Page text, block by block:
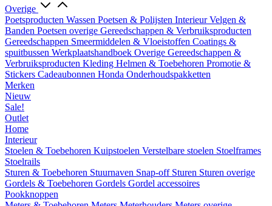
Overige
Poetsproducten Wassen Poetsen & Polijsten InterieurVelgen &
Banden Poetsen overige Gereedschappen & Verbruiksproducten
Gereedschappen Smeermiddelen & Vloeistoffen Coatings &
spuitbussen Werkplaatshandboek Overige Gereedschappen &
Verbruiksproducten Kleding Helmen & Toebehoren Promotie &
Stickers Cadeaubonnen Honda Onderhoudspakketten
Merken
Nieuw
Sale!
Outlet
Home
Interieur
Stoelen & Toebehoren Kuipstoelen Verstelbare stoelen Stoelframes
Stoelrails
Sturen & Toebehoren Stuurnaven Snap-off Sturen Sturen overige
Gordels & Toebehoren Gordels Gordel accessoires
Pookknoppen